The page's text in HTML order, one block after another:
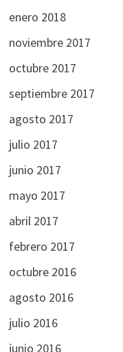
enero 2018
noviembre 2017
octubre 2017
septiembre 2017
agosto 2017
julio 2017
junio 2017
mayo 2017
abril 2017
febrero 2017
octubre 2016
agosto 2016
julio 2016
junio 2016